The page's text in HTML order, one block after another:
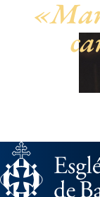
Santes a
Photo